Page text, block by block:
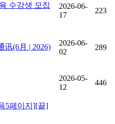
수강생 모집
2026-06-
17
223
讯(6月 | 2026)
2026-06-
02
289
2026-05-
12
446
5페이지][끝]